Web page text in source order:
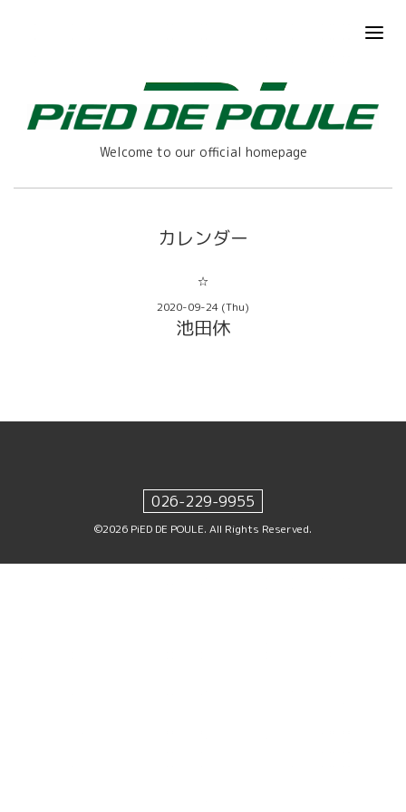
Welcome to our official homepage
カレンダー
☆
2020-09-24 (Thu)
池田休
026-229-9955
©2026 PiED DE POULE. All Rights Reserved.